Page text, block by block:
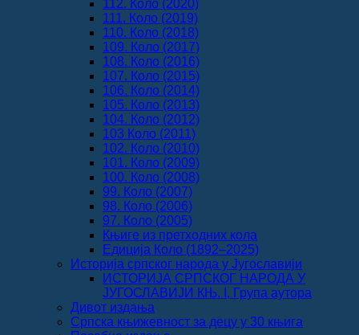
112. Коло (2020)
111. Коло (2019)
110. Коло (2018)
109. Коло (2017)
108. Коло (2016)
107. Коло (2015)
106. Коло (2014)
105. Коло (2013)
104. Коло (2012)
103 Коло (2011)
102. Коло (2010)
101. Коло (2009)
100. Коло (2008)
99. Коло (2007)
98. Коло (2006)
97. Коло (2005)
Књиге из претходних кола
Едиција Коло (1892‒2025)
Историја српског народа у Југославији
ИСТОРИЈА СРПСКОГ НАРОДА У
ЈУГОСЛАВИЈИ КЊ. I, Група аутора
Дивот издања
Српска књижевност за децу у 30 књига